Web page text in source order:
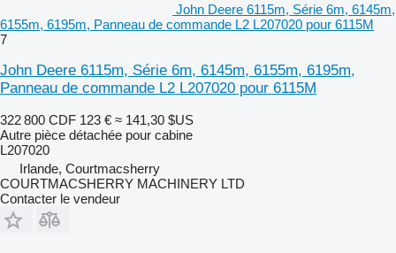
John Deere 6115m, Série 6m, 6145m,
6155m, 6195m, Panneau de commande L2 L207020 pour 6115M
7
John Deere 6115m, Série 6m, 6145m, 6155m, 6195m,
Panneau de commande L2 L207020 pour 6115M
322 800 CDF 123 € ≈ 141,30 $US
Autre pièce détachée pour cabine
L207020
Irlande, Courtmacsherry
COURTMACSHERRY MACHINERY LTD
Contacter le vendeur